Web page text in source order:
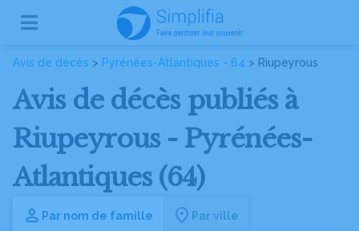
Avis de décès > Pyrénées-Atlantiques - 64 > Riupeyrous
Avis de décès publiés à
Riupeyrous - Pyrénées-
Atlantiques (64)
Par nom de famille Par ville